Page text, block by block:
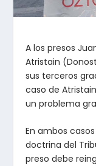
A los presos
Atristain
sus terceros
caso de
un problema
En ambos
doctrina del
preso debe